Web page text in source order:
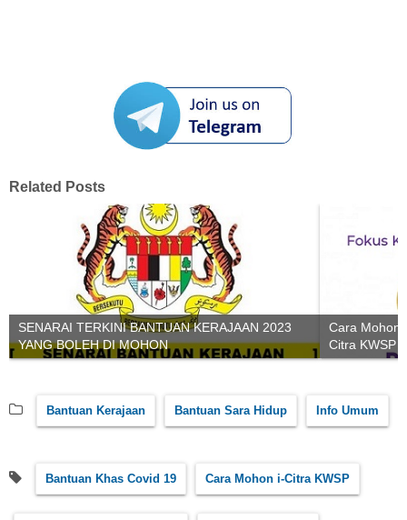
Related Posts
SENARAI TERKINI BANTUAN KERAJAAN 2023
YANG BOLEH DI MOHON
Cara Mohon
Citra KWSP
Bantuan Kerajaan Bantuan Sara Hidup Info Umum
Bantuan Khas Covid 19 Cara Mohon i-Citra KWSP